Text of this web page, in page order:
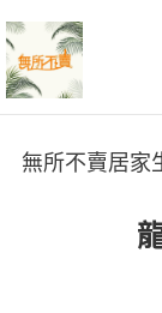
無所不賣居家生
無所不賣居家